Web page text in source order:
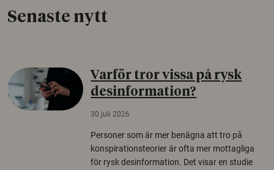
Senaste nytt
Varför tror vissa på rysk
desinformation?
30 juli 2026
Personer som är mer benägna att tro på
konspirationsteorier är ofta mer mottagliga
för rysk desinformation. Det visar en studie